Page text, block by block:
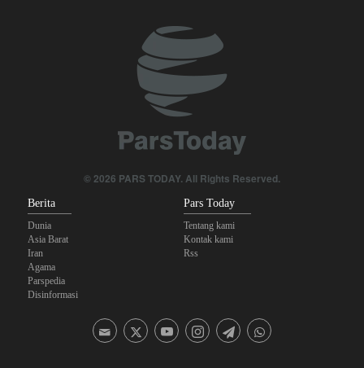
Brigjen Akrami Nia: Artesh dalam Kondisi Siaga Penuh
Ghalibaf kepada Trump: Diplomasi Sandiwara AS telah Gagal !
The Economist: Kesepakatan dengan Iran Opsi Realistis Akhiri
Krisis Amunisi Perang Iran
© 2026 PARS TODAY. All Rights Reserved.
Berita
Dunia
Asia Barat
Iran
Agama
Parspedia
Disinformasi
Pars Today
Tentang kami
Kontak kami
Rss